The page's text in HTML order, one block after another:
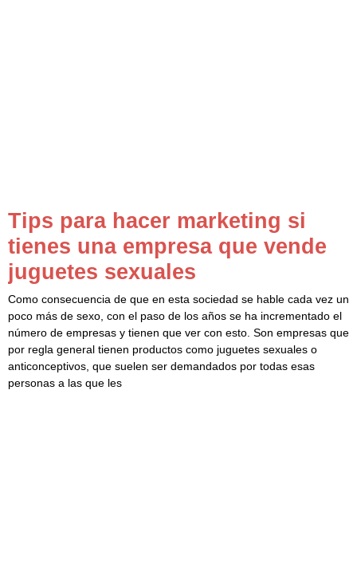
Tips para hacer marketing si
tienes una empresa que vende
juguetes sexuales
Como consecuencia de que en esta sociedad se hable cada vez un
poco más de sexo, con el paso de los años se ha incrementado el
número de empresas y tienen que ver con esto. Son empresas que
por regla general tienen productos como juguetes sexuales o
anticonceptivos, que suelen ser demandados por todas esas
personas a las que les